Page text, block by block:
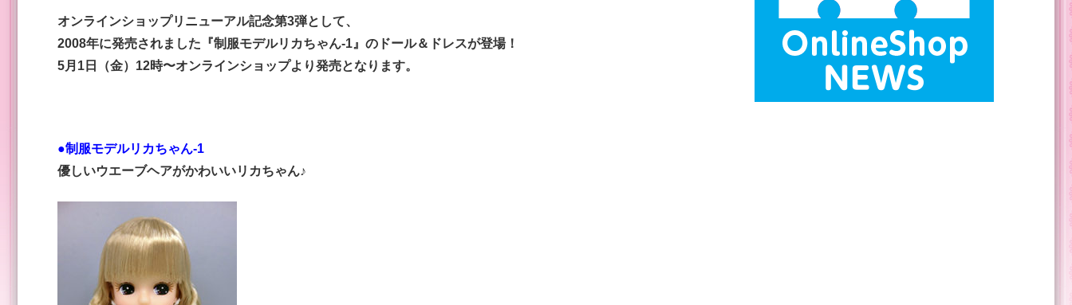
オンラインショップリニューアル記念第3弾として、
2008年に発売されました『制服モデルリカちゃん-1 』の ドール＆ドレスが登場！
5月 1 日（金）12時〜オンラインショップより発売となります。
●制服モデルリカちゃん-1
優しいウエーブヘアがかわいいリカちゃん♪